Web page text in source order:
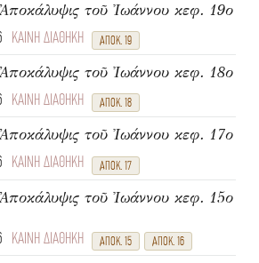
τοῦ Ἰωάννου κεφ. 19ο
ΚΑΙΝΗ ΔΙΑΘΗΚΗ ΑΠΟΚ. 19
τοῦ Ἰωάννου κεφ. 18ο
ΚΑΙΝΗ ΔΙΑΘΗΚΗ ΑΠΟΚ. 18
τοῦ Ἰωάννου κεφ. 17ο
ΚΑΙΝΗ ΔΙΑΘΗΚΗ ΑΠΟΚ. 17
τοῦ Ἰωάννου κεφ. 15ο
ΚΑΙΝΗ ΔΙΑΘΗΚΗ ΑΠΟΚ. 15 ΑΠΟΚ. 16